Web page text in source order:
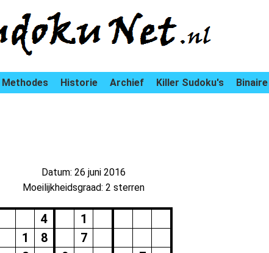
Methodes Historie Archief Killer Sudoku's
Datum: 26 juni 2016
Moeilijkheidsgraad: 2 sterren
4
1
1
8
7